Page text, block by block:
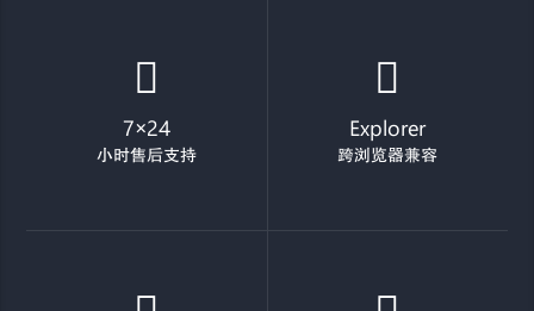
7×24
小时售后支持
Explorer
跨浏览器兼容